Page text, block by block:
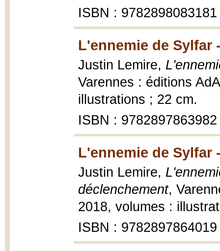
ISBN : 9782898083181
L'ennemie de Sylfar
Justin Lemire,
Varennes : éditions
illustrations ; 22 cm.
ISBN : 9782897863982
L'ennemie de Sylfar
Justin Lemire,
déclenchement,
2018, volumes :
ISBN : 9782897864019